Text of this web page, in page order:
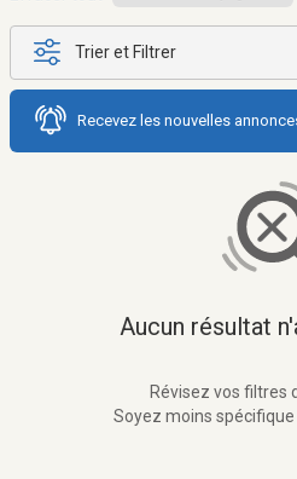
Trier et Filtrer
Recevez les nouvelles
Aucun résultat
Révisez vos filtres
Soyez moins